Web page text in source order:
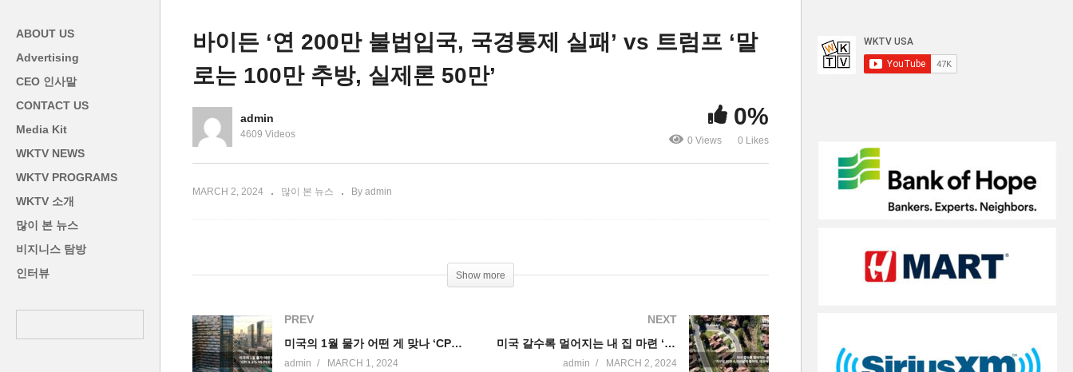
금 빚 1인
바이든-트럼프 동시 국경방문
는 100만 추방, 실제론 50만’
ABOUT US
Advertising
CEO 인사말
CONTACT US
Media Kit
WKTV NEWS
WKTV PROGRAMS
WKTV 소개
많이 본 뉴스
비지니스 탐방
인터뷰
바이든 ‘연 200만 불법입국, 국경통제 실패’ vs 트럼프 ‘말
로는 100만 추방, 실제론 50만’
admin
4609 Videos
0%
0 Views 0 Likes
MARCH 2, 2024 많이 본 뉴스 By admin
Show more
PREV
미국의 1월 물가 어떤 게 맞나 ‘CPI 3.1% VS PCE 2.4%’
admin MARCH 1, 2024
NEXT
미국 갈수록 멀어지는 내 집 마련 ‘가구당 10만 6,500달러 벌어야, 대도시 2~3배’
admin MARCH 2, 2024